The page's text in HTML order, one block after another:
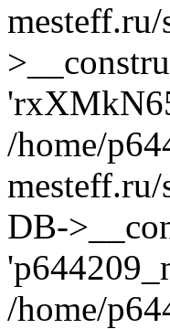
/home/
DB-
/home/